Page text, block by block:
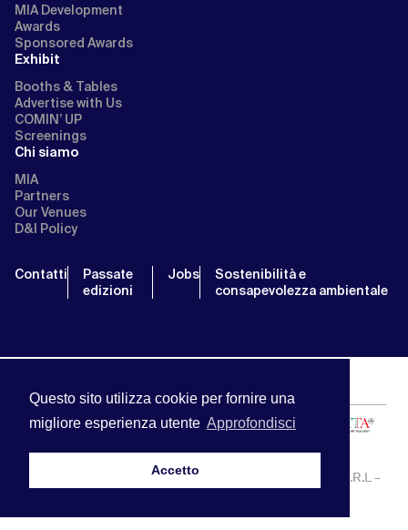
Questo sito utilizza cookie per fornire una
migliore esperienza utente Approfondisci
Accetto
MIA Development
Awards
Sponsored Awards
Exhibit
Booths & Tables
Advertise with Us
COMIN’ UP
Screenings
Chi siamo
MIA
Partners
Our Venues
D&I Policy
Contatti
Passate
edizioni
Jobs
Sostenibilità e
consapevolezza ambientale
MIA | Mercato Internazionale Audiovisivo | APA SERVICE S.R.L –